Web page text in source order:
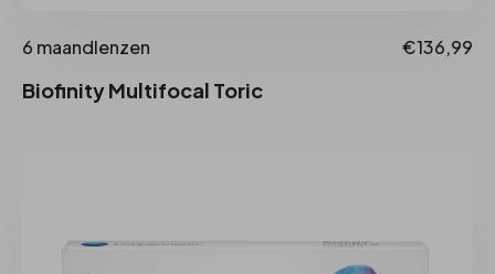
6 maandlenzen €136,99
Biofinity Multifocal Toric